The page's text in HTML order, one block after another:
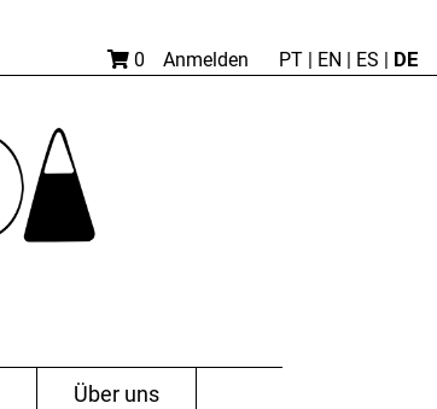
0 Anmelden PT | EN | ES | DE
Über uns